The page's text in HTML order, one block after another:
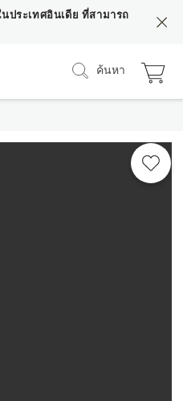
ประเทศอินเดีย ที่สามารถ
ค้นหา